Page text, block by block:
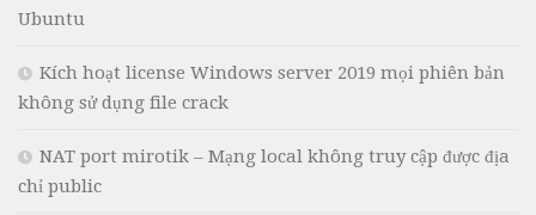
Ubuntu
Kích hoạt license Windows server 2019 mọi phiên bản
không sử dụng file crack
NAT port mirotik – Mạng local không truy cập được địa
chỉ public